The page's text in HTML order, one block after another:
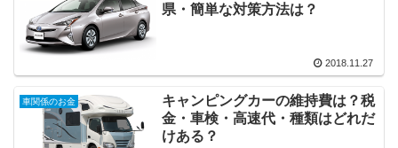
県・簡単な対策方法は？
2018.11.27
車関係のお金
キャンピングカーの維持費は？税
金・車検・高速代・種類はどれだ
けある？